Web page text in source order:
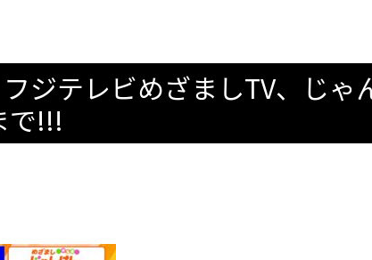
ジテレビめざましTV、じゃ
で!!!